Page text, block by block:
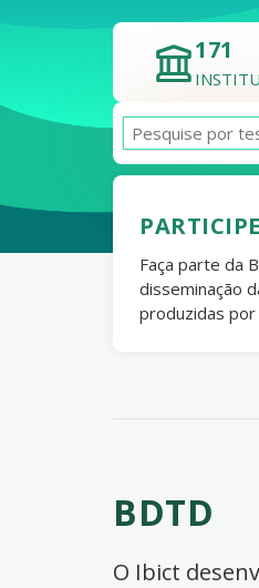
171
PARTICIPE
Faça parte da
disseminação
produzidas
BDTD
O Ibict